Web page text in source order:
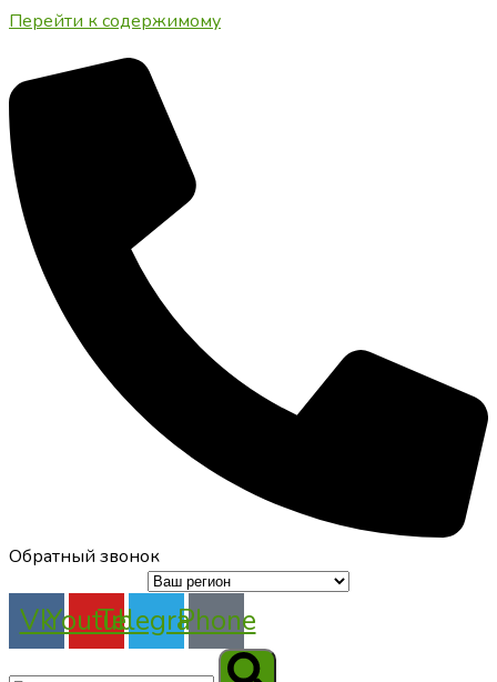
Перейти к содержимому
Обратный звонок
VkYoutubeTelegramPhone